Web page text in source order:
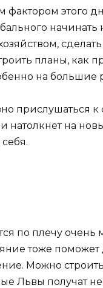
этого
начинать
планы, как
на большие
прислушаться к
на
по плечу очень
тоже
Можно
Львы получат